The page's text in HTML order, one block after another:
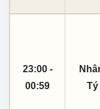
23:00 -
00:59
Tý